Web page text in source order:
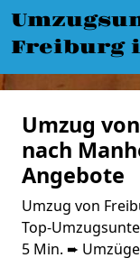
Freiburg
Umzug
nach
Angebote
Umzug von
Top-
5 Min. ➨